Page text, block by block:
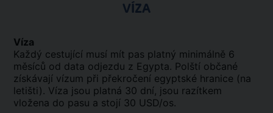
VÍZA
Víza
Každý cestující musí mít pas platný minimálně 6
měsíců od data odjezdu z Egypta. Polští občané
získávají vízum při překročení egyptské hranice (na
letišti). Víza jsou platná 30 dní, jsou razítkem
vložena do pasu a stojí 30 USD/os.